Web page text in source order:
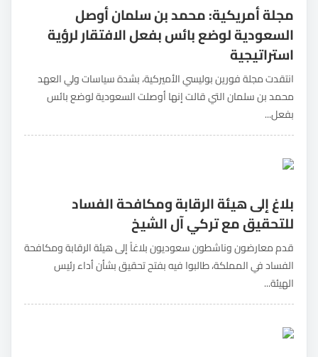
مجلة أمريكية: محمد بن سلمان أوصل
السعودية لوضع بائس بفعل الافتقار لرؤية
استراتيجية
انتقدت مجلة فورين بوليسي الأميركية، بشدة سياسات ولي العهد
محمد بن سلمان التي قالت إنها أوصلت السعودية لوضع بائس
بفعل...
بلاغ إلى هيئة الرقابة ومكافحة الفساد
للتحقيق مع تركي آل الشيخ
قدم معارضون وناشطون سعوديون بلاغاً إلى هيئة الرقابة ومكافحة
الفساد في المملكة، طالبوا فيه بفتح تحقيق بشأن أداء رئيس
الهيئة...